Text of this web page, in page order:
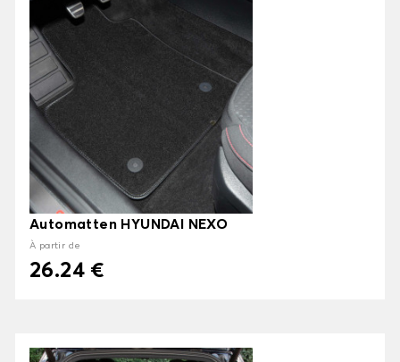
Automatten HYUNDAI NEXO
À partir de
26.24 €